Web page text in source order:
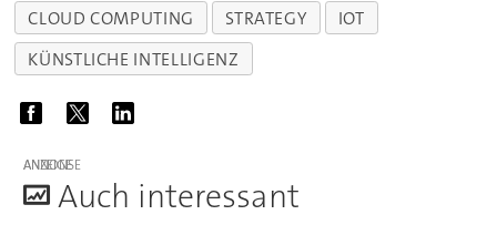
CLOUD COMPUTING
STRATEGY
IOT
KÜNSTLICHE INTELLIGENZ
ANZEIGE
Auch interessant